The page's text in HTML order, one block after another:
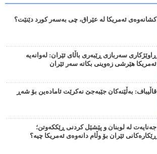
کشانەوەی ئەمریکا لە عێراق، چی بەسەر کورد دێنێت؟
ڕاوێژکاری سەربازی ڕێبەری باڵای ئێران: لەوانەیە
ئەمریکا هێرشی زەوینی بکاتە سەر ئێران
قاڵیباف: بەڵێنەکان جێبەجێ نەکرێت ئامادەین بۆ شەڕ
جەنایەت لە لوبنان و پێشێل کردنی ڕێککەوتن؛
ڕێکارەکانی ئێران بۆ وڵام دانەوەی ئەمریکا چیە؟